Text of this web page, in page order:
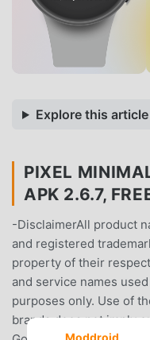
Explore this article
PIXEL
APK 2.6.7,
-DisclaimerAll product
and registered
property of their
and service names
purposes only. Use of
brands does not imply
Moddroid